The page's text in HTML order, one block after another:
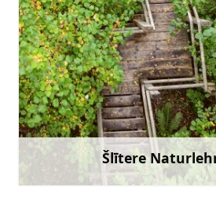
Šlītere
slitere@daba.gov.lv
+371 67800389
Gehen Sie mit